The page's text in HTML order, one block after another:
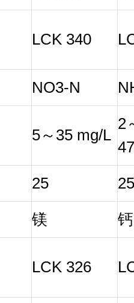
LCK 340
NO3-N
5～35 mg/L
2
25
25
镁
钙
LCK 326